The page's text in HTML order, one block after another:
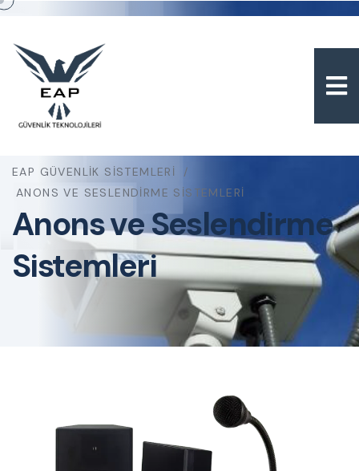
EAP GÜVENLIK SISTEMLERI
ANONS VE SESLENDIRME SISTEMLERI
Anons ve Seslendirme
Sistemleri